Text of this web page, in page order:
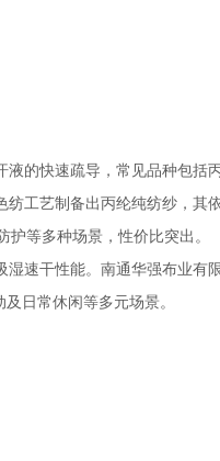
的快速疏导，常见品种包括
纺工艺制备出丙纶纯纺纱，其
等多种场景，性价比突出。
速干性能。南通华强布业有
日常休闲等多元场景。